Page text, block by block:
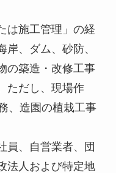
は施工管理」の経
、ダム、砂防、
の築造・改修工事
ただし、現場作
、造園の植栽工事
員、自営業者、団
法人および特定地